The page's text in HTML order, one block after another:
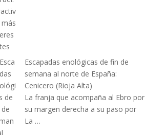
Escapadas enológicas de fin de
semana al norte de España:
Cenicero (Rioja Alta)
La franja que acompaña al Ebro por
su margen derecha a su paso por
La …